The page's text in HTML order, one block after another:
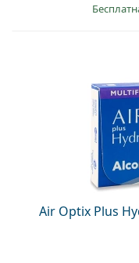
Air Optix Plus